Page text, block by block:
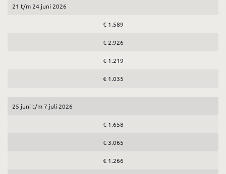
21 t/m 24 juni 2026
€ 1.589
€ 2.926
€ 1.219
€ 1.035
25 juni t/m 7 juli 2026
€ 1.658
€ 3.065
€ 1.266